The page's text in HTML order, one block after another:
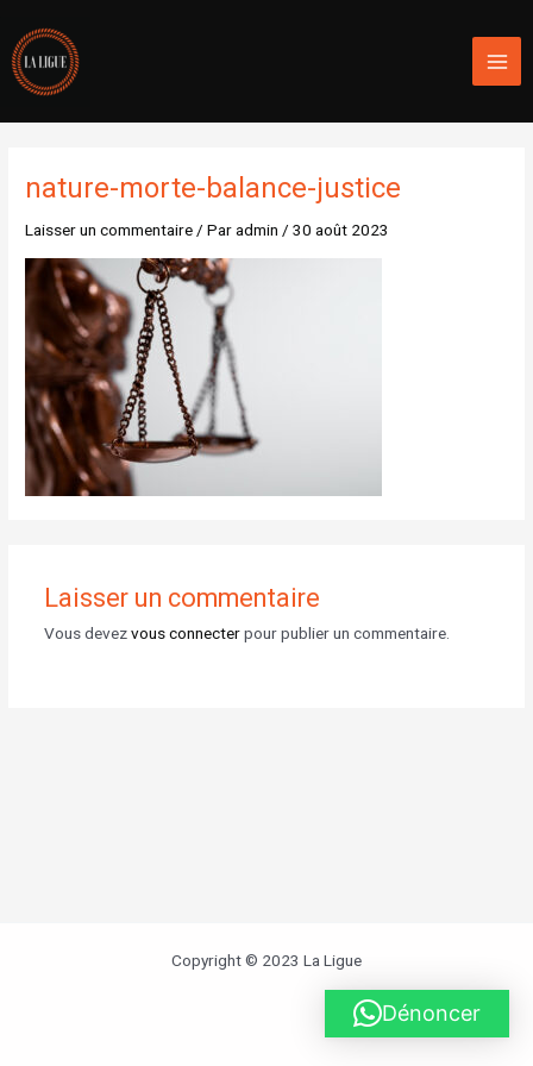
contenu
nature-morte-balance-justice
Laisser un commentaire/ Paradmin/30 août 2023
Laisser un commentaire
Vous devezvous connecterpour publier un commentaire.
Copyright © 2023 La Ligue
Dénoncer